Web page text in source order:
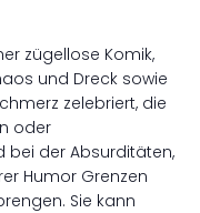
zügellose Komik,
und Dreck sowie
zelebriert, die
oder
bei der Absurditäten,
Humor Grenzen
Sie kann